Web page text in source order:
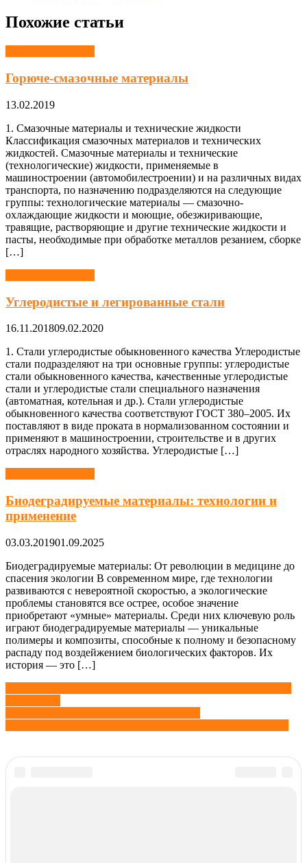
Похожие статьи
Горюче-смазочные материалы
13.02.2019
1. Смазочные материалы и технические жидкости
Классификация смазочных материалов и технических
жидкостей. Смазочные материалы и технические
(технологические) жидкости, применяемые в
машиностроении (автомобилестроении) и на различных видах
транспорта, по назначению подразделяются на следующие
группы: технологические материалы — смазочно-
охлаждающие жидкости и моющие, обезжиривающие,
травящие, растворяющие и другие технические жидкости и
пасты, необходимые при обработке металлов резанием, сборке
[…]
Углеродистые и легированные стали
16.11.201809.02.2020
1. Стали углеродистые обыкновенного качества Углеродистые
стали подразделяют на три основные группы: углеродистые
стали обыкновенного качества, качественные углеродистые
стали и углеродистые стали специального назначения
(автоматная, котельная и др.). Стали углеродистые
обыкновенного качества соответствуют ГОСТ 380–2005. Их
поставляют в виде проката в нормализованном состоянии и
применяют в машиностроении, строительстве и в других
отраслях народного хозяйства. Углеродистые […]
Биодеградируемые материалы: технологии и
применение
03.03.201901.09.2025
Биодеградируемые материалы: От революции в медицине до
спасения экологии В современном мире, где технологии
развиваются с невероятной скоростью, а экологические
проблемы становятся все острее, особое значение
приобретают «умные» материалы. Среди них ключевую роль
играют биодеградируемые материалы — уникальные
полимеры и композиты, способные к полному и безопасному
распаду под воздейжением биологических факторов. Их
история — это […]
Навигация
по
записям
Найти: